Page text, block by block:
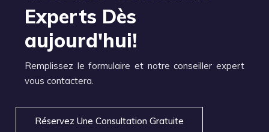
Experts Dès
aujourd'hui!
Remplissez le formulaire et notre conseiller expert
vous contactera.
Réservez Une Consultation Gratuite